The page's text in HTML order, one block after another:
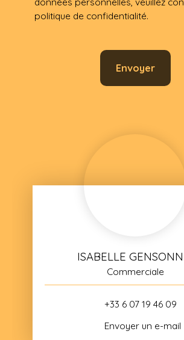
politique de confidentialité.
Envoyer
ISABELLE
Commerciale
+33 6 07 19 46 09
Envoyer un e-mail